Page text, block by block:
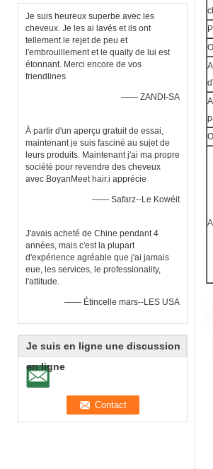
Je suis heureux superbe avec les
cheveux. Je les ai lavés et ils ont
tellement le rejet de peu et
l'embrouillement et le quaity de lui est
étonnant. Merci encore de vos
friendlines
—— ZANDI-SA
À partir d'un aperçu gratuit de essai,
maintenant je suis fasciné au sujet de
leurs produits. Maintenant j'ai ma propre
société pour revendre des cheveux
avec BoyanMeet hair.i apprécie
—— Safarz--Le Kowéit
J'avais acheté de Chine pendant 4
années, mais c'est la plupart
d'expérience agréable que j'ai jamais
eue, les services, le professionality,
l'attitude.
—— Étincelle mars--LES USA
Je suis en ligne une discussion
en ligne